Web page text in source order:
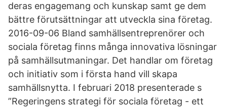
deras engagemang och kunskap samt ge dem
bättre förutsättningar att utveckla sina företag.
2016-09-06 Bland samhällsentreprenörer och
sociala företag finns många innovativa lösningar
på samhällsutmaningar. Det handlar om företag
och initiativ som i första hand vill skapa
samhällsnytta. I februari 2018 presenterade s
”Regeringens strategi för sociala företag - ett